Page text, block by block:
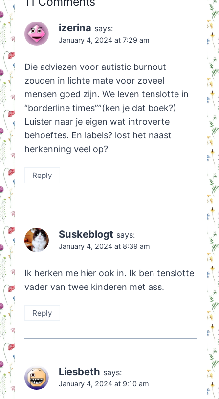
izerina says:
January 4, 2024 at 7:29 am
Die adviezen voor autistic burnout
zouden in lichte mate voor zoveel
mensen goed zijn. We leven tenslotte in
“borderline times””(ken je dat boek?)
Luister naar je eigen wat introverte
behoeftes. En labels? lost het naast
herkenning veel op?
Reply
Suskeblogt says:
January 4, 2024 at 8:39 am
Ik herken me hier ook in. Ik ben tenslotte
vader van twee kinderen met ass.
Reply
Liesbeth says:
January 4, 2024 at 9:10 am